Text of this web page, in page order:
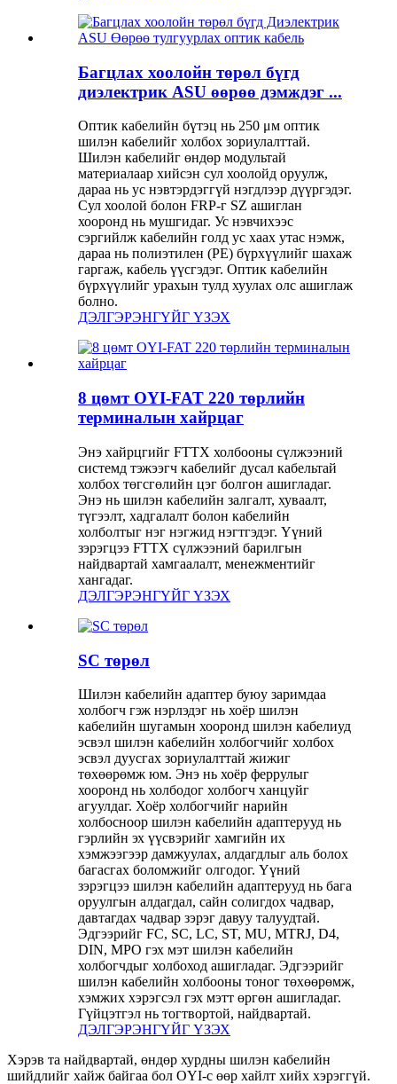
Багцлах хоолойн төрөл бүгд
диэлектрик ASU өөрөө дэмждэг ...
Оптик кабелийн бүтэц нь 250 μм оптик
шилэн кабелийг холбох зориулалттай.
Шилэн кабелийг өндөр модультай
материалаар хийсэн сул хоолойд оруулж,
дараа нь ус нэвтэрдэггүй нэгдлээр дүүргэдэг.
Сул хоолой болон FRP-г SZ ашиглан
хооронд нь мушгидаг. Ус нэвчихээс
сэргийлж кабелийн голд ус хаах утас нэмж,
дараа нь полиэтилен (PE) бүрхүүлийг шахаж
гаргаж, кабель үүсгэдэг. Оптик кабелийн
бүрхүүлийг урахын тулд хуулах олс ашиглаж
болно.
ДЭЛГЭРЭНГҮЙГ ҮЗЭХ
8 цөмт OYI-FAT 220 төрлийн
терминалын хайрцаг
Энэ хайрцгийг FTTX холбооны сүлжээний
системд тэжээгч кабелийг дусал кабельтай
холбох төгсгөлийн цэг болгон ашигладаг.
Энэ нь шилэн кабелийн залгалт, хуваалт,
түгээлт, хадгалалт болон кабелийн
холболтыг нэг нэгжид нэгтгэдэг. Үүний
зэрэгцээ FTTX сүлжээний барилгын
найдвартай хамгаалалт, менежментийг
хангадаг.
ДЭЛГЭРЭНГҮЙГ ҮЗЭХ
SC төрөл
Шилэн кабелийн адаптер буюу заримдаа
холбогч гэж нэрлэдэг нь хоёр шилэн
кабелийн шугамын хооронд шилэн кабелиуд
эсвэл шилэн кабелийн холбогчийг холбох
эсвэл дуусгах зориулалттай жижиг
төхөөрөмж юм. Энэ нь хоёр феррулыг
хооронд нь холбодог холбогч ханцуйг
агуулдаг. Хоёр холбогчийг нарийн
холбосноор шилэн кабелийн адаптерууд нь
гэрлийн эх үүсвэрийг хамгийн их
хэмжээгээр дамжуулах, алдагдлыг аль болох
багасгах боломжийг олгодог. Үүний
зэрэгцээ шилэн кабелийн адаптерууд нь бага
оруулгын алдагдал, сайн солигдох чадвар,
давтагдах чадвар зэрэг давуу талуудтай.
Эдгээрийг FC, SC, LC, ST, MU, MTRJ, D4,
DIN, MPO гэх мэт шилэн кабелийн
холбогчдыг холбоход ашигладаг. Эдгээрийг
шилэн кабелийн холбооны тоног төхөөрөмж,
хэмжих хэрэгсэл гэх мэтт өргөн ашигладаг.
Гүйцэтгэл нь тогтвортой, найдвартай.
ДЭЛГЭРЭНГҮЙГ ҮЗЭХ
Хэрэв та найдвартай, өндөр хурдны шилэн кабелийн
шийдлийг хайж байгаа бол OYI-с өөр хайлт хийх хэрэггүй.